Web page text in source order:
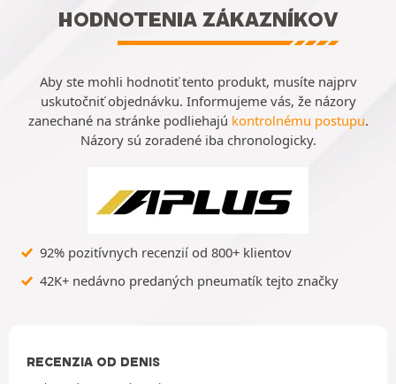
HODNOTENIA ZÁKAZNÍKOV
Aby ste mohli hodnotiť tento produkt, musíte najprv
uskutočniť objednávku. Informujeme vás, že názory
zanechané na stránke podliehajú kontrolnému postupu.
Názory sú zoradené iba chronologicky.
92% pozitívnych recenzií od 800+ klientov
42K+ nedávno predaných pneumatík tejto značky
RECENZIA OD DENIS